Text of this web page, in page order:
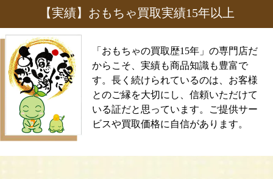
【実績】おもちゃ買取実績15年以上
「おもちゃの買取歴15年」の専門店だ
からこそ、実績も商品知識も豊富で
す。長く続けられているのは、お客様
とのご縁を大切にし、信頼いただけて
いる証だと思っています。ご提供サー
ビスや買取価格に自信があります。